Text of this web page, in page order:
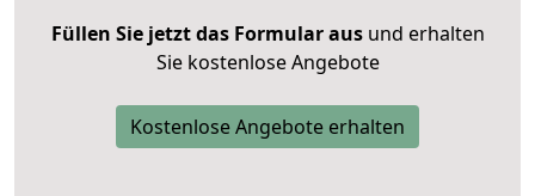
Füllen Sie jetzt das Formular ausund erhalten
Sie kostenlose Angebote
Kostenlose Angebote erhalten